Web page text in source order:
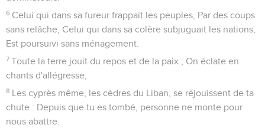
Seuls les Évangiles sont disponibles en vidéo pour le moment.
Louange au Dieu sauveur
1
Tu diras en ce jour-là : Je te loue, ô Éternel ! Car tu as été
irrité contre moi, Ta colère s'est apaisée, et tu m'as consolé.
2
Voici, Dieu est ma délivrance, Je serai plein de confiance,